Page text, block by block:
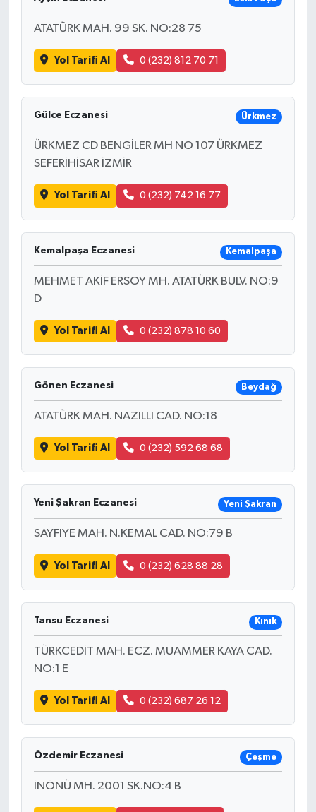
ATATÜRK MAH. 99 SK. NO:28 75
Yol Tarifi Al 0 (232) 812 70 71
Gülce Eczanesi Ürkmez
ÜRKMEZ CD BENGİLER MH NO 107 ÜRKMEZ
SEFERİHİSAR İZMİR
Yol Tarifi Al 0 (232) 742 16 77
Kemalpaşa Eczanesi Kemalpaşa
MEHMET AKİF ERSOY MH. ATATÜRK BULV. NO:9
D
Yol Tarifi Al 0 (232) 878 10 60
Gönen Eczanesi Beydağ
ATATÜRK MAH. NAZILLI CAD. NO:18
Yol Tarifi Al 0 (232) 592 68 68
Yeni Şakran Eczanesi Yeni Şakran
SAYFIYE MAH. N.KEMAL CAD. NO:79 B
Yol Tarifi Al 0 (232) 628 88 28
Tansu Eczanesi Kınık
TÜRKCEDİT MAH. ECZ. MUAMMER KAYA CAD.
NO:1 E
Yol Tarifi Al 0 (232) 687 26 12
Özdemir Eczanesi Çeşme
İNÖNÜ MH. 2001 SK.NO:4 B